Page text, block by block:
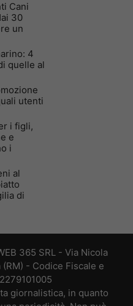
Cani
30
un
4
quelle al
utenti
i figli,
e
i
al
di
365 SRL - Via Nicola
(RM) - Codice Fiscale e
giornalistica, in quanto